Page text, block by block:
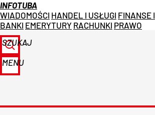
INFOTUBA
WIADOMOŚCI HANDEL I USŁUGI FINANSE I
BANKI EMERYTURY RACHUNKI PRAWO
SZUKAJ
MENU